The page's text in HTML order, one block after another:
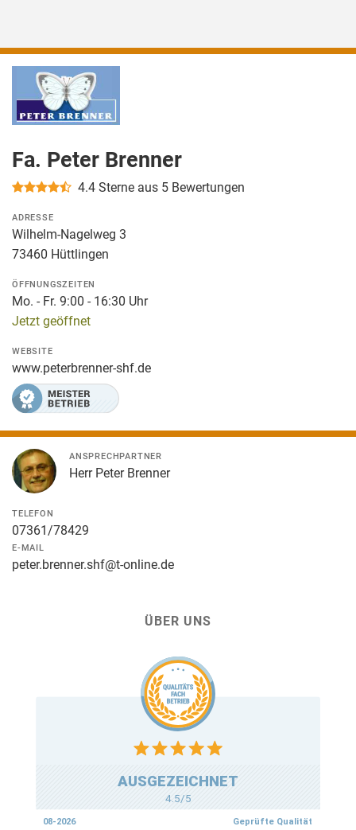
Fa. Peter Brenner
4.4 Sterne aus 5 Bewertungen
ADRESSE
Wilhelm-Nagelweg 3
73460 Hüttlingen
ÖFFNUNGSZEITEN
Mo. - Fr. 9:00 - 16:30 Uhr
Jetzt geöffnet
WEBSITE
www.peterbrenner-shf.de
ANSPRECHPARTNER
Herr Peter Brenner
TELEFON
07361/78429
E-MAIL
peter.brenner.shf@t-online.de
ÜBER UNS